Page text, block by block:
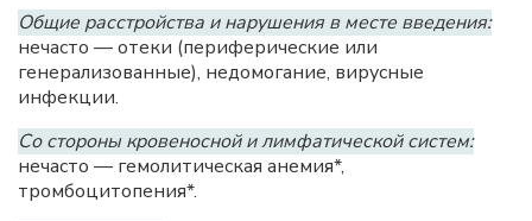
Общие расстройства и нарушения в месте введения:
нечасто — отеки (периферические или
генерализованные), недомогание, вирусные
инфекции.
Со стороны кровеносной и лимфатической систем:
нечасто — гемолитическая анемия*,
тромбоцитопения*.